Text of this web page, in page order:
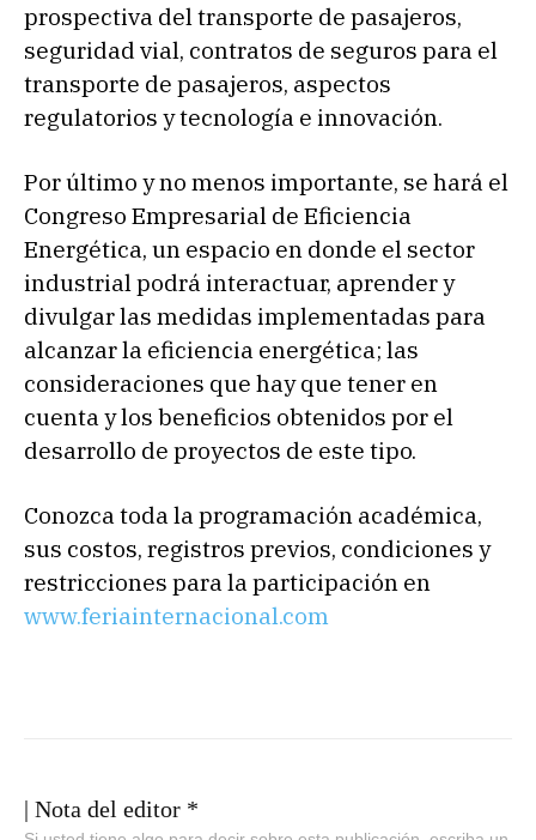
prospectiva del transporte de pasajeros,
seguridad vial, contratos de seguros para el
transporte de pasajeros, aspectos
regulatorios y tecnología e innovación.
Por último y no menos importante, se hará el
Congreso Empresarial de Eficiencia
Energética, un espacio en donde el sector
industrial podrá interactuar, aprender y
divulgar las medidas implementadas para
alcanzar la eficiencia energética; las
consideraciones que hay que tener en
cuenta y los beneficios obtenidos por el
desarrollo de proyectos de este tipo.
Conozca toda la programación académica,
sus costos, registros previos, condiciones y
restricciones para la participación en
www.feriainternacional.com
| Nota del editor *